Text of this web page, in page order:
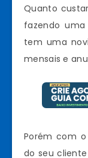
Quanto
fazendo
tem uma
mensais e
Porém com
do seu